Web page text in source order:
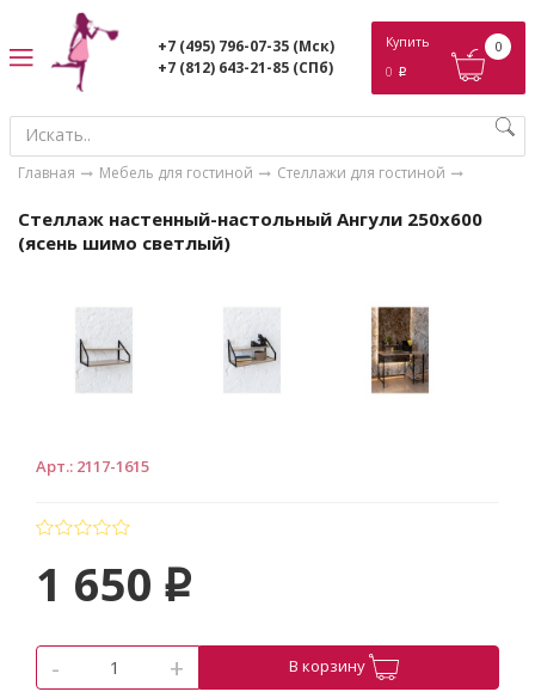
+7 (495) 796-07-35 (Мск)
+7 (812) 643-21-85 (СПб)
Купить
0 p
0
Главная Мебель для гостиной Стеллажи для гостиной
Стеллаж настенный-настольный Ангули 250х600
(ясень шимо светлый)
Арт.: 2117-1615
1 650 p
- + В корзину